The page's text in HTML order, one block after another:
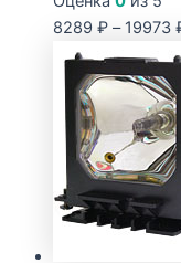
8289 ₽ – 19973